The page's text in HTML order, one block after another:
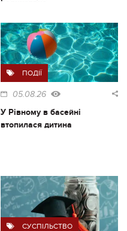
ПОДІЇ
05.08.26
У Рівному в басейні
втопилася дитина
СУСПІЛЬСТВО